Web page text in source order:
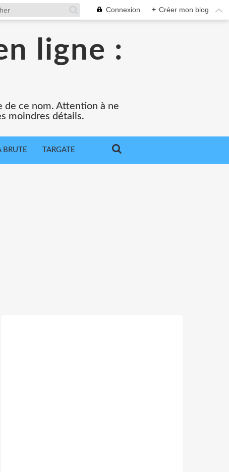
Connexion + Créer mon blog
ligne :
de ce nom. Attention à ne
moindres détails.
BRUTE TARGATE